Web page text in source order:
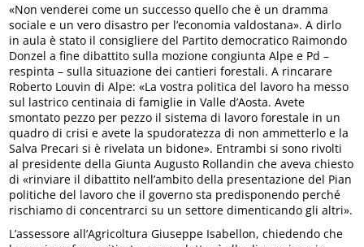
«Non venderei come un successo quello che è un dramma
sociale e un vero disastro per l’economia valdostana». A dirlo
in aula è stato il consigliere del Partito democratico Raimondo
Donzel a fine dibattito sulla mozione congiunta Alpe e Pd –
respinta – sulla situazione dei cantieri forestali. A rincarare
Roberto Louvin di Alpe: «La vostra politica del lavoro ha messo
sul lastrico centinaia di famiglie in Valle d’Aosta. Avete
smontato pezzo per pezzo il sistema di lavoro forestale in un
quadro di crisi e avete la spudoratezza di non ammetterlo e la
Salva Precari si è rivelata un bidone». Entrambi si sono rivolti
al presidente della Giunta Augusto Rollandin che aveva chiesto
di «rinviare il dibattito nell’ambito della presentazione del Pian
politiche del lavoro che il governo sta predisponendo perché
rischiamo di concentrarci su un settore dimenticando gli altri».
L’assessore all’Agricoltura Giuseppe Isabellon, chiedendo che